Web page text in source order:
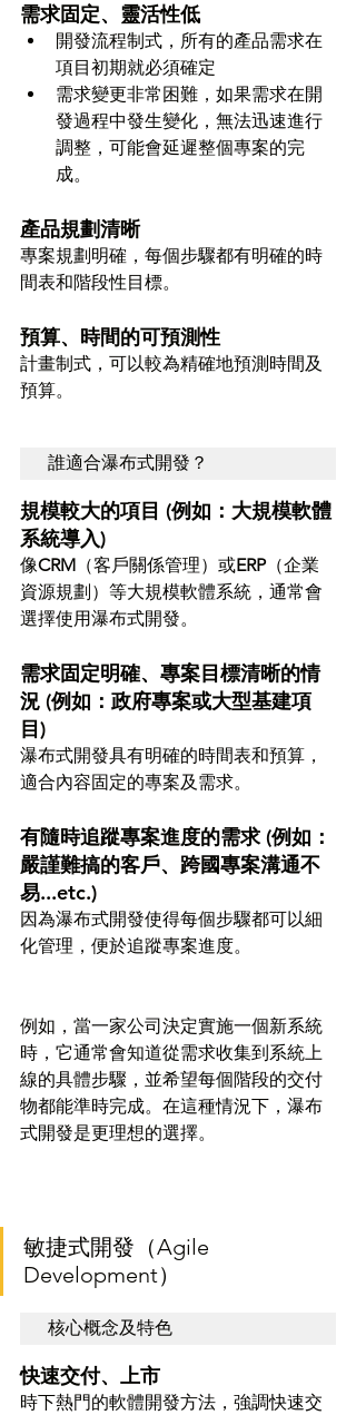
需求固定、靈活性低
開發流程制式，所有的產品需求在
項目初期就必須確定
需求變更非常困難，如果需求在開
發過程中發生變化，無法迅速進行
調整，可能會延遲整個專案的完
成。
產品規劃清晰
專案規劃明確，每個步驟都有明確的時
間表和階段性目標。
預算、時間的可預測性
計畫制式，可以較為精確地預測時間及
預算。
誰適合瀑布式開發？
規模較大的項目 (例如：大規模軟體
系統導入)
像CRM （客戶關係管理）或ERP（企業
資源規劃）等大規模軟體系統，通常會
選擇使用瀑布式開發。
需求固定明確、專案目標清晰的情
況 (例如：政府專案或大型基建項
目)
瀑布式開發具有明確的時間表和預算，
適合內容固定的專案及需求。
有隨時追蹤專案進度的需求 (例如：
嚴謹難搞的客戶、跨國專案溝通不
易...etc.)
因為瀑布式開發使得每個步驟都可以細
化管理，便於追蹤專案進度。
例如，當一家公司決定實施一個新系統
時，它通常會知道從需求收集到系統上
線的具體步驟，並希望每個階段的交付
物都能準時完成。在這種情況下，瀑布
式開發是更理想的選擇。
敏捷式開發（Agile
Development）
核心概念及特色
快速交付、上市
時下熱門的軟體開發方法，強調快速交